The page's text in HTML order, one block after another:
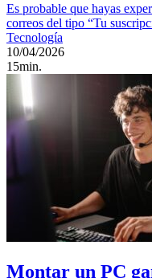
Es probable que hayas
correos del tipo “Tu
Tecnología
10/04/2026
15min.
Montar un PC